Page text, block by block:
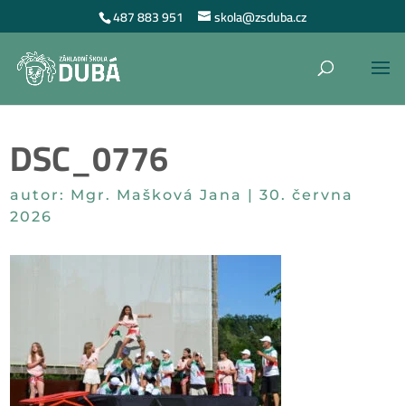
487 883 951 skola@zsduba.cz
DSC_0776
autor: Mgr. Mašková Jana |30. června
2026